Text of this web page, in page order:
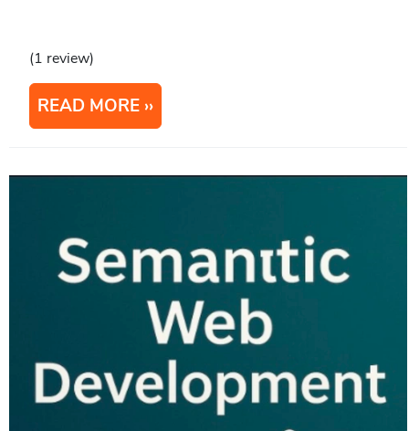
(1 review)
READ MORE